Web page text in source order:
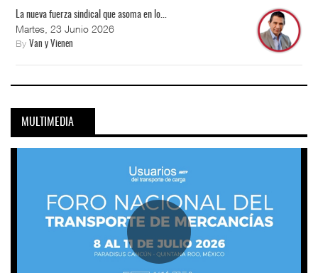
La nueva fuerza sindical que asoma en lo...
Martes, 23 Junio 2026
By Van y Vienen
MULTIMEDIA